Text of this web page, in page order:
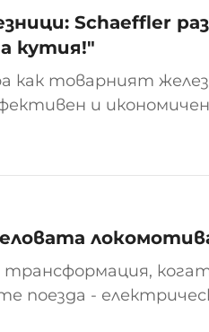
Schaeffler
кутия!"
как товарният
и икономичен
за затваряне на
автоматизиран и
поезда -
имперски груп